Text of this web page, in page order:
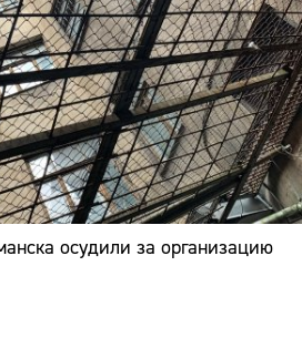
осудили за организацию